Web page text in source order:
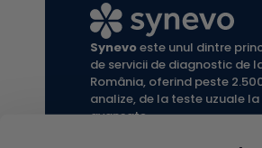
Synevoeste unul dintre
de servicii de diagnostic de
România, oferind peste
analize, de la teste uzuale
avansate.